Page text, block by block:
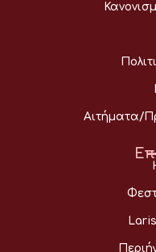
Αιτήματα/